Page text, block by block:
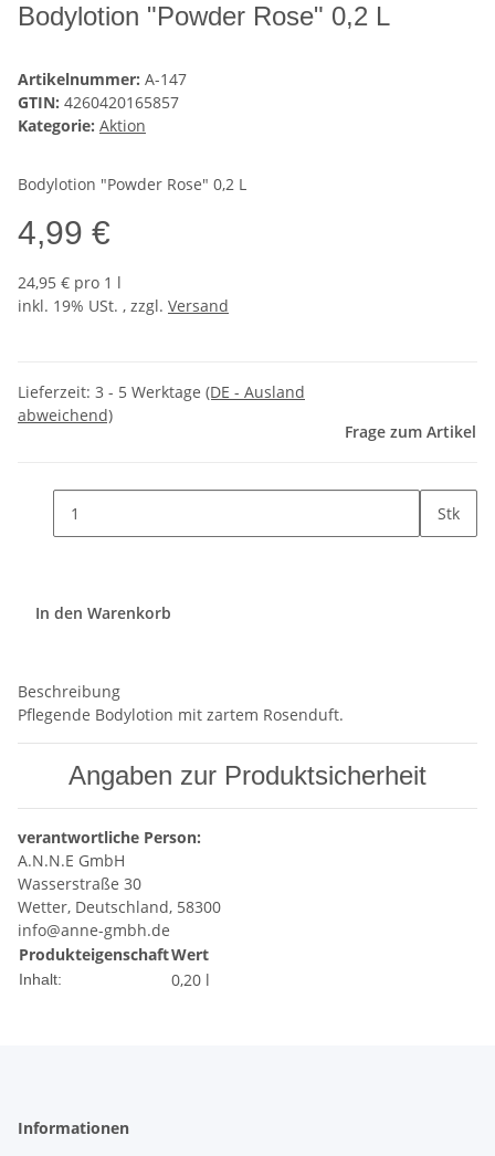
Bodylotion "Powder Rose" 0,2 L
Artikelnummer: A-147
GTIN: 4260420165857
Kategorie: Aktion
Bodylotion "Powder Rose" 0,2 L
4,99 €
24,95 € pro 1 l
inkl. 19% USt. , zzgl. Versand
Lieferzeit: 3 - 5 Werktage (DE - Ausland
abweichend)
Frage zum Artikel
Stk
In den Warenkorb
Beschreibung
Pflegende Bodylotion mit zartem Rosenduft.
Angaben zur Produktsicherheit
verantwortliche Person:
A.N.N.E GmbH
Wasserstraße 30
Wetter, Deutschland, 58300
info@anne-gmbh.de
ProdukteigenschaftWert
Inhalt: 0,20 l
Informationen